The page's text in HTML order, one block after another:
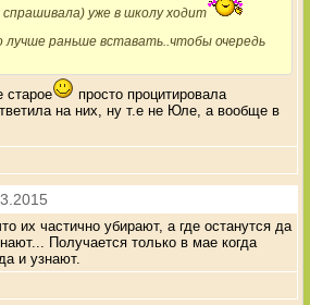
уже в школу ходит
лучше раньше вставать..чтобы очередь
старое
просто процитировала
на них, ну т.е не Юле, а вообще в
их частично убирают, а где останутся да
Получается только в мае когда
и узнают.